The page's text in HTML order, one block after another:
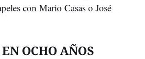
con Mario Casas o José
OCHO AÑOS